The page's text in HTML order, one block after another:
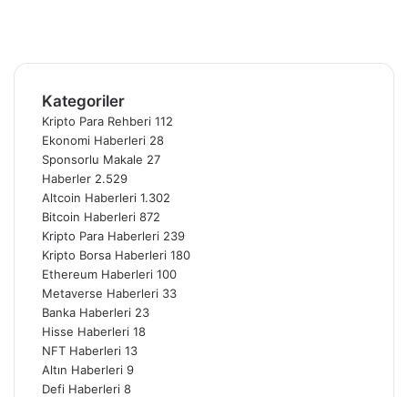
Kategoriler
Kripto Para Rehberi 112
Ekonomi Haberleri 28
Sponsorlu Makale 27
Haberler 2.529
Altcoin Haberleri 1.302
Bitcoin Haberleri 872
Kripto Para Haberleri 239
Kripto Borsa Haberleri 180
Ethereum Haberleri 100
Metaverse Haberleri 33
Banka Haberleri 23
Hisse Haberleri 18
NFT Haberleri 13
Altın Haberleri 9
Defi Haberleri 8